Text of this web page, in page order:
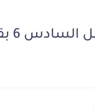
6 بقلم همس